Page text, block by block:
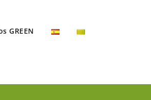
GREEN